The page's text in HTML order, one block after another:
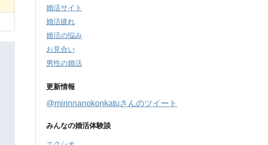
婚活サイト
婚活疲れ
婚活の悩み
お見合い
男性の婚活
更新情報
@minnnanokonkatuさんのツイート
みんなの婚活体験談